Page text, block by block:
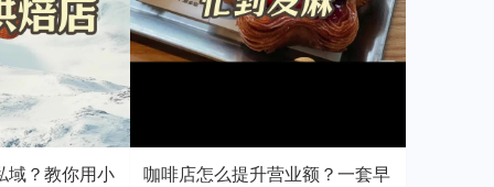
域？教你用小
咖啡店怎么提升营业额？一套早